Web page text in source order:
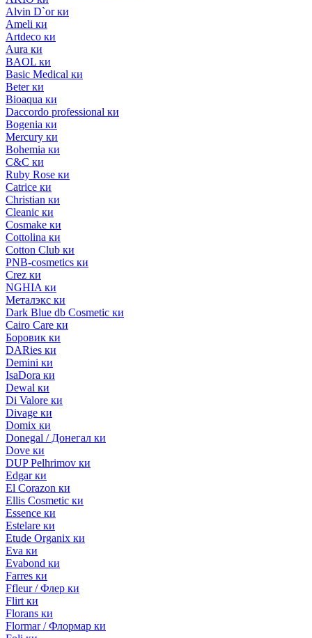
Alvin D`or ки
Ameli ки
Artdeco ки
Aura ки
BAOL ки
Basic Medical ки
Beter ки
Bioaqua ки
Daccordo professional ки
Bogenia ки
Mercury ки
Bohemia ки
C&C ки
Ruby Rose ки
Catrice ки
Christian ки
Cleanic ки
Cosmake ки
Cottolina ки
Cotton Club ки
PNB-cosmetics ки
Crez ки
NGHIA ки
Металэкс ки
Dark Blue db Cosmetic ки
Cairo Care ки
Боровик ки
DARies ки
Demini ки
IsaDora ки
Dewal ки
Di Valore ки
Divage ки
Domix ки
Donegal / Донегал ки
Dove ки
DUP Pelhrimov ки
Edgar ки
El Corazon ки
Ellis Cosmetic ки
Essence ки
Estelare ки
Etude Organix ки
Eva ки
Evabond ки
Farres ки
Ffleur / Флер ки
Flirt ки
Florans ки
Flormar / Флормар ки